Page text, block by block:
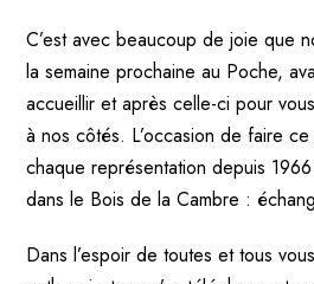
C’est avec beaucoup de joie que
la semaine prochaine au Poche,
accueillir et après celle-ci pour
à nos côtés. L’occasion de faire
chaque représentation depuis
dans le Bois de la Cambre :
Dans l’espoir de toutes et tous